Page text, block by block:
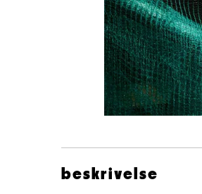
beskrivelse